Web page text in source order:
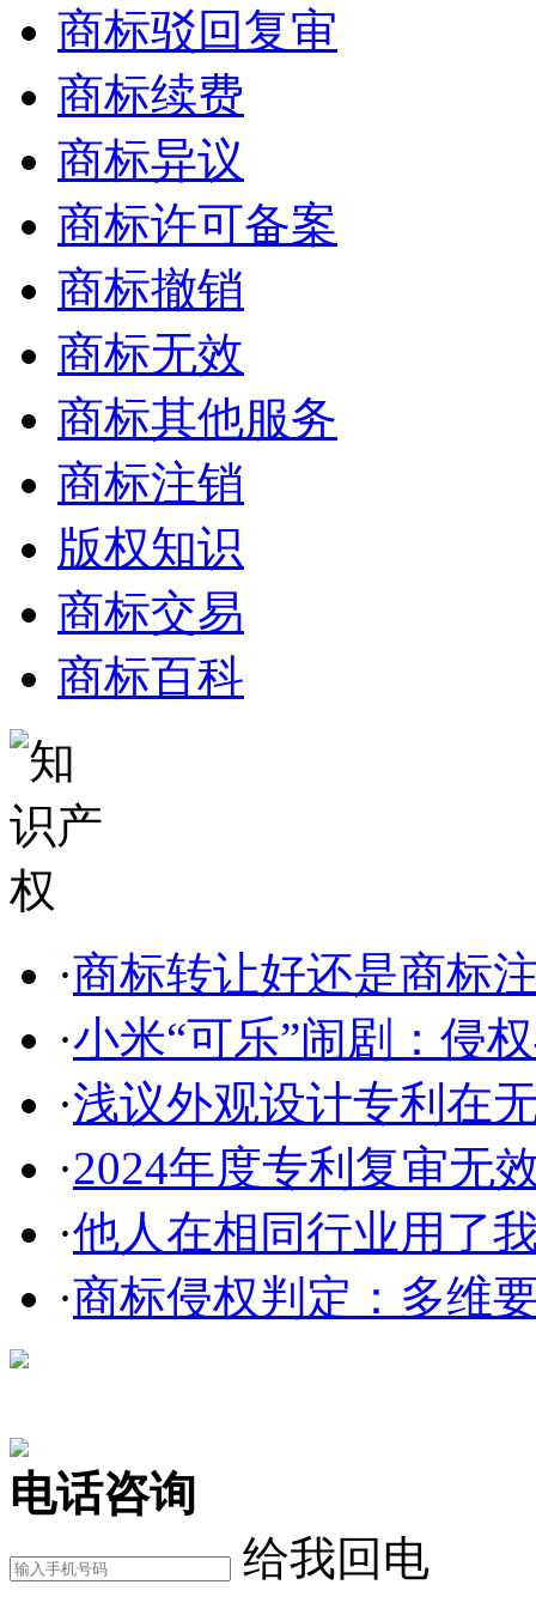
商标驳回复审
商标续费
商标异议
商标许可备案
商标撤销
商标无效
商标其他服务
商标注销
版权知识
商标交易
商标百科
·商标转让好还是商标
·小米“可乐”闹剧：侵
·浅议外观设计专利在
·2024年度专利复审无
·他人在相同行业用了
·商标侵权判定：多维
电话咨询
给我回电